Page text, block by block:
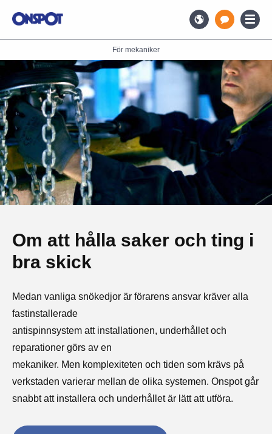
För mekaniker
Om att hålla saker och ting i
bra skick
Medan vanliga snökedjor är förarens ansvar kräver alla
fastinstallerade
antispinnsystem att installationen, underhållet och
reparationer görs av en
mekaniker. Men komplexiteten och tiden som krävs på
verkstaden varierar mellan de olika systemen. Onspot går
snabbt att installera och underhållet är lätt att utföra.